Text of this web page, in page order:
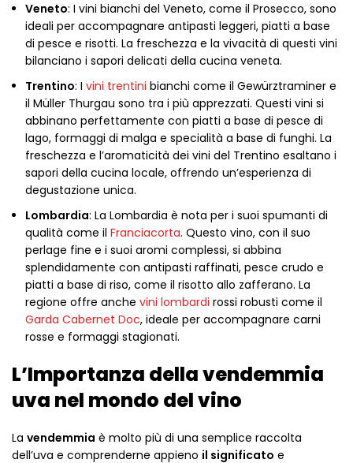
Veneto: I vini bianchi del Veneto, come il Prosecco, sono
ideali per accompagnare antipasti leggeri, piatti a base
di pesce e risotti. La freschezza e la vivacità di questi vini
bilanciano i sapori delicati della cucina veneta.
Trentino: I vini trentini bianchi come il Gewürztraminer e
il Müller Thurgau sono tra i più apprezzati. Questi vini si
abbinano perfettamente con piatti a base di pesce di
lago, formaggi di malga e specialità a base di funghi. La
freschezza e l’aromaticità dei vini del Trentino esaltano i
sapori della cucina locale, offrendo un’esperienza di
degustazione unica.
Lombardia: La Lombardia è nota per i suoi spumanti di
qualità come il Franciacorta. Questo vino, con il suo
perlage fine e i suoi aromi complessi, si abbina
splendidamente con antipasti raffinati, pesce crudo e
piatti a base di riso, come il risotto allo zafferano. La
regione offre anche vini lombardi rossi robusti come il
Garda Cabernet Doc, ideale per accompagnare carni
rosse e formaggi stagionati.
L’Importanza della vendemmia
uva nel mondo del vino
La vendemmia è molto più di una semplice raccolta
dell’uva e comprenderne appieno il significato e